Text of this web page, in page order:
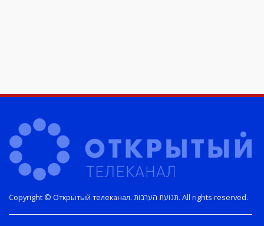
Copyright © Открытый телеканал. תנועת הערבות. All rights reserved.